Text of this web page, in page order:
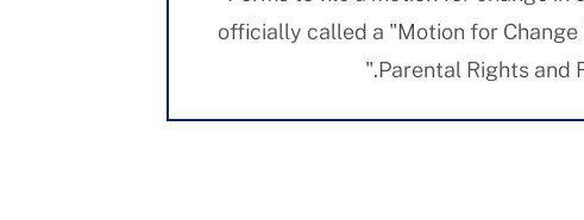
officially called a "Motion for
Parental Rights and